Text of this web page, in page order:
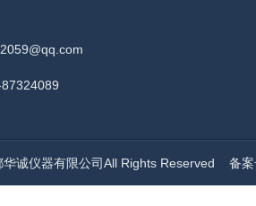
华诚仪器有限公司All Rights Reserved 备